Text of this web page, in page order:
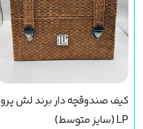
کیف صندوقچه دار برند لش پرو
LP (سایز متوسط)